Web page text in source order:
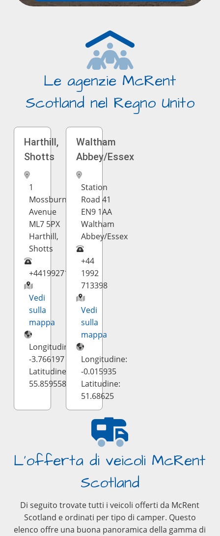
Le agenzie McRent
Scotland nel Regno Unito
Harthill,
Shotts
1
Mossburn
Avenue
ML7 5PX
Harthill,
Shotts
+441992713398
Vedi
sulla
mappa
Longitudine:
-3.766197
Latitudine:
55.859558
Waltham
Abbey/Essex
Station
Road 41
EN9 1AA
Waltham
Abbey/Essex
+44
1992
713398
Vedi
sulla
mappa
Longitudine:
-0.015935
Latitudine:
51.68625
L'offerta di veicoli McRent
Scotland
Di seguito trovate tutti i veicoli offerti da McRent
Scotland e ordinati per tipo di camper. Questo
elenco offre una buona panoramica della gamma di